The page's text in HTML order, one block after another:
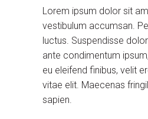
Lorem ipsum dolor sit
vestibulum accumsan.
luctus. Suspendisse
ante condimentum
eu eleifend finibus, velit
vitae elit. Maecenas
sapien.